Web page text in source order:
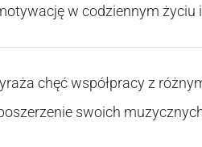
w codziennym życiu
chęć współpracy z
swoich